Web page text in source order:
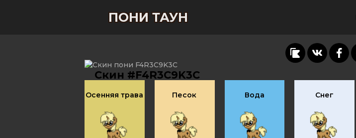
ПОНИ ТАУН
Скин #F4R3C9K3C
Осенняя трава Песок Вода Снег